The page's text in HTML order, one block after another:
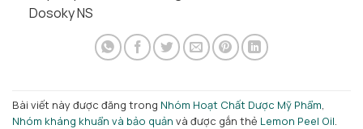
Dosoky NS
Bài viết này được đăng trong Nhóm Hoạt Chất Dược Mỹ Phẩm
Nhóm kháng khuẩn và bảo quản và được gắn thẻ Lemon Peel Oil